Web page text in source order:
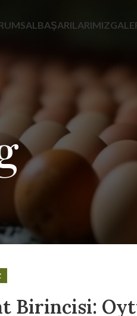
BAŞARILARIMIZ
Birincisi: